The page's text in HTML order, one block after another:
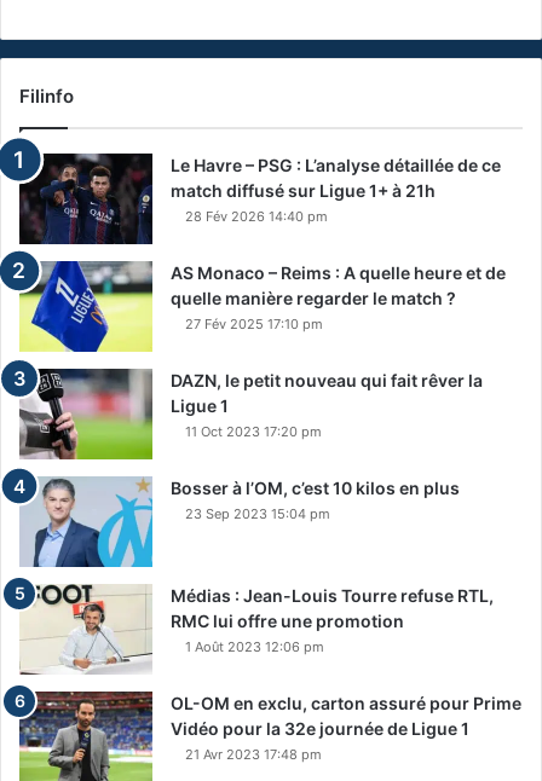
Filinfo
Le Havre – PSG : L’analyse détaillée de ce
match diffusé sur Ligue 1+ à 21h
28 Fév 2026 14:40 pm
AS Monaco – Reims : A quelle heure et de
quelle manière regarder le match ?
27 Fév 2025 17:10 pm
DAZN, le petit nouveau qui fait rêver la
Ligue 1
11 Oct 2023 17:20 pm
Bosser à l’OM, c’est 10 kilos en plus
23 Sep 2023 15:04 pm
Médias : Jean-Louis Tourre refuse RTL,
RMC lui offre une promotion
1 Août 2023 12:06 pm
OL-OM en exclu, carton assuré pour Prime
Vidéo pour la 32e journée de Ligue 1
21 Avr 2023 17:48 pm